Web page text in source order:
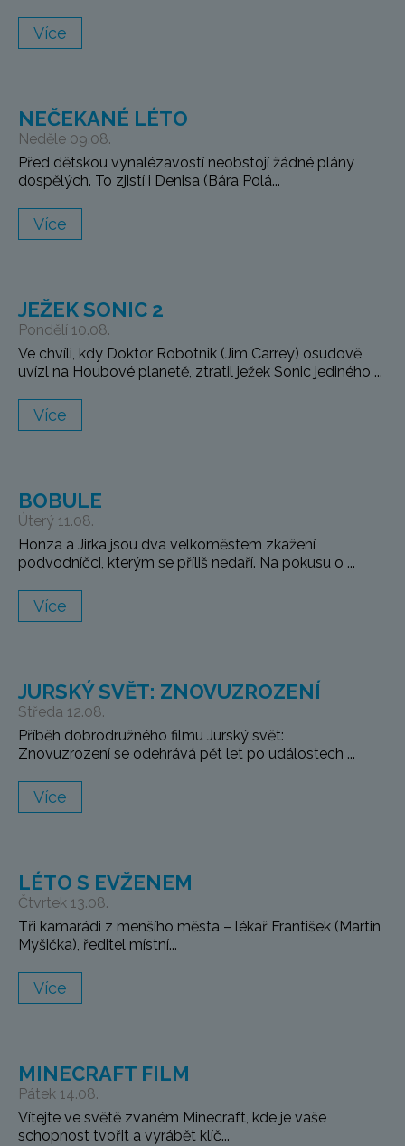
Více
NEČEKANÉ LÉTO
Neděle 09.08.
Před dětskou vynalézavostí neobstojí žádné plány
dospělých. To zjistí i Denisa (Bára Polá...
Více
JEŽEK SONIC 2
Pondělí 10.08.
Ve chvíli, kdy Doktor Robotnik (Jim Carrey) osudově
uvízl na Houbové planetě, ztratil ježek Sonic jediného ...
Více
BOBULE
Úterý 11.08.
Honza a Jirka jsou dva velkoměstem zkažení
podvodníčci, kterým se příliš nedaří. Na pokusu o ...
Více
JURSKÝ SVĚT: ZNOVUZROZENÍ
Středa 12.08.
Příběh dobrodružného filmu Jurský svět:
Znovuzrození se odehrává pět let po událostech ...
Více
LÉTO S EVŽENEM
Čtvrtek 13.08.
Tři kamarádi z menšího města – lékař František (Martin
Myšička), ředitel místní...
Více
MINECRAFT FILM
Pátek 14.08.
Vítejte ve světě zvaném Minecraft, kde je vaše
schopnost tvořit a vyrábět klíč...